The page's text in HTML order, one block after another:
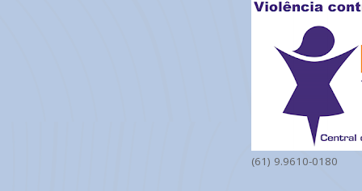
(61) 9.9610-0180